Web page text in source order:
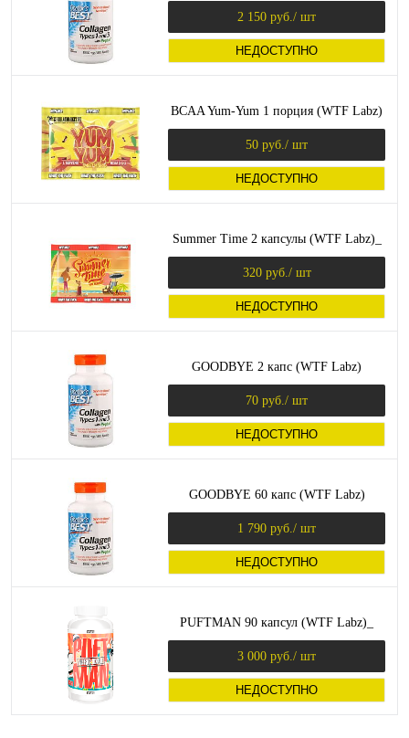
2 150 руб. / шт
НЕДОСТУПНО
BCAA Yum-Yum 1 порция (WTF Labz)
50 руб. / шт
НЕДОСТУПНО
Summer Time 2 капсулы (WTF Labz)_
320 руб. / шт
НЕДОСТУПНО
GOODBYE 2 капс (WTF Labz)
70 руб. / шт
НЕДОСТУПНО
GOODBYE 60 капс (WTF Labz)
1 790 руб. / шт
НЕДОСТУПНО
PUFTMAN 90 капсул (WTF Labz)_
3 000 руб. / шт
НЕДОСТУПНО